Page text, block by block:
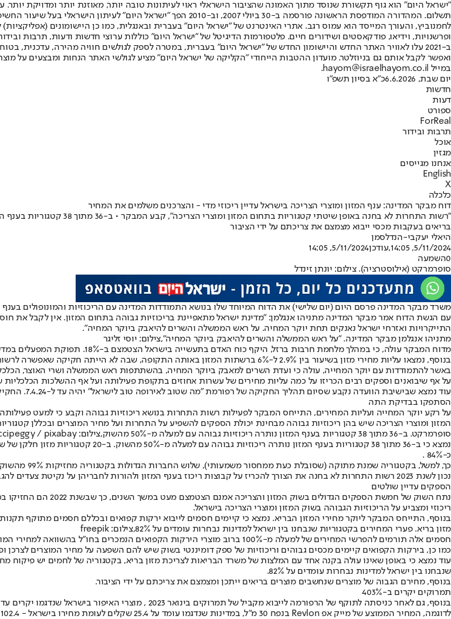
"ישראל היום" הוא גוף תקשורת שנוסד מתוך האמונה שהציבור הישראלי ראוי לעיתונות טובה יותר, מאוזנת יותר ומדויקת
תשלום. המהדורה המודפסת הראשונה פורסמה ב-30 ביולי 2007, וב-2010 הפך
ופרשנויות, וידיאו, פודקאסטים ושידורים חיים. פלטפורמות הדיגיטל של "ישראל היום" כוללות ערוצי חדשות ודעות, תרבות
ב-2021 עלו לאוויר האתר החדש והיישומון החדש של "ישראל היום" בעברית, במטרה לספק לגולשים חוויה מהירה,
ואפשר לקבל אותם גם בניוזלטר. מועדון ההטבות הייחודי "הקליקה של ישראל היום" מציע לגולשי האתר הנחות ומבצעים על
במייל hayom@israelhayom.co.il.
יום שבת, 6.6.2026
כ"א בסיון תשפ"ו
חדשות
דעות
ספורט
ForReal
תרבות ובידור
אוכל
מגזין
אנחנו מגייסים
English
X
כלכלה
דוח מבקר המדינה: ענף המזון ומוצרי הצריכה בישראל עדיין ריכוזי מדי - והצרכנים משלמים את המחיר
בריאים בעקבות מכסי ייבוא מצמצם את צריכתם על ידי הציבור
היאלי יעקבי-הנדלסמן
5/11/2024, 14:05
,עודכן5/11/2024, 14:05
0השמעה
סופרמרקט (אילוסטרציה). צילום: יונתן זינדל
משרד מבקר המדינה פרסם היום (יום שלישי) את הדוח המיוחד שלו בנושא התמודדות המדינה עם הריכוזיות והמונופולים בענף
עם הגשת הדוח אמר מבקר המדינה מתניהו אנגלמן: "מדינת ישראל מתאפיינת בריכוזיות גבוהה בתחום המזון. אין לקבל את
התייקרויות ואזרחי ישראל נאנקים תחת יוקר המחיה. על ראש הממשלה והשרים להיאבק ביוקר המחיה".
מתניהו אנגלמן מבקר המדינה. "על ראש הממשלה והשרים להיאבק ביוקר המחיה",צילום: יוסי זליגר
מדוח המבקר עולה, כי במהלך מלחמת חרבות ברזל, היקף כוח האדם בתעשייה בישראל הצטמצם ב-18%. תפוקת המפעלים במדינה הצטמצמה בכ-50% בשלושת החודשים הראשונים למלחמה.
בנוסף, נמצאו עליות מחירי מזון בשיעור בין 2.9% ל-6% ברשתות המזון באותה התקופה, שבה לא הייתה חקיקה שאפשרה לרשות להגנת הצרכן להתמודד עם עליות מחירים שבוצעו לכאורה ללא הצדקה כלכלית.
על אף שיבואנים וספקים רבים הכריזו על כמה עליות מחירים של עשרות אחוזים בתקופת פעילותה ועל אף ההשלכות
עוד נמצא שבישיבת הוועדה נקבע שסיום תהליך החקיקה של רפורמת "מה שטוב לאירופה טוב לישראל" יהיה עד ל-7.4.24. החקיקה של הרפורמה הושלמה ביולי 2024.
הסתפקו בבדיקת התה
המזון ומוצרי הצריכה שיש בהן ריכוזיות גבוהה מבחינת יכולת הספקים להשפיע על התחרות ועל מחיר המוצרים ובכללן
סופרמרקט. ב-36 מתוך 38 קטגוריות בענף המזון נותרה ריכוזיות גבוהה עם למעלה מ-50% מהשוק,צילום: ccipeggy / pixabay
כ-84% .
כך, למשל, בקטגוריה שמנת מתוקה (שסובלת כעת ממחסור משמעותי), שלוש החברות הגדולות בקטגוריה מחזיקות 99% מהשוק. בקטגוריה של קפה נמס הן מחזיקות 93% מהשוק ובקטגוריית דגני הבוקר ב-87% מהשוק.
נכון לשנת 2023 רשות התחרות לא בחנה את הצורך להכריז על קבוצות ריכוז בענף המזון ולהורות לחבריהן על נקיטת צעדים להגברה ניכרת של התחרות בענף המזון.
הספקים עדיין שולטים
ריכוזי ומצביע על הריכוזיות הגבוהה בשוק המזון ומוצרי הצריכה בישראל.
בנוסף, התייחס המבקר ליוקר מחירי המזון הבריא. נמצא כי קיימים חסמים לייבוא ירקות קפואים ובכללם חסמים מתוקף
מזון בריא. פערי המחירים בקטגוריות שנבחנו בין ישראל למדינות נבחרות עומדים על 82%,צילום: freepik
חסמים אלה תורמים להפרשי המחירים של למעלה מ-100% ברוב מוצרי הירקות הקפואים הנמכרים בחו"ל בהשוואה למחירי המוצרים הנמכרים בישראל.
כמו כן, בירקות הקפואים קיימים מכסים גבוהים וריכוזיות של ספק דומיננטי בשוק שיש להם השפעה על מחיר המוצרים לצרכן ופער מחירים
עוד נמצא כי באופן שאינו עולה בקנה אחד עם המלצות של משרד הבריאות לצריכת מזון בריא, בקטגוריה של לחמים יש פיקוח
שנבחנו בין ישראל למדינות נבחרות עומדים על 82%.
בנוסף, מחירם הגבוה של מוצרים שנחשבים מוצרים בריאים ייתכן ומצמצם את צריכתם על ידי הציבור.
תמרוקים יקרים ב-403%
בנוסף, גם לאחר כניסתה לתוקף של הרפורמה לייבוא מקביל של תמרוקים בינואר 2023 , מוצרי האיפור בישראל שנדגמו יקרים עד כ-403% לעומת מדינות נבחרות באירופה.
לדוגמה, המחיר הממוצע של מייק אפ Revlon בנפח 30 מ"ל, במדינות שנדגמו עומד על 25.4 שקלים לעומת מחירו בישראל - 102.4 שקלים.